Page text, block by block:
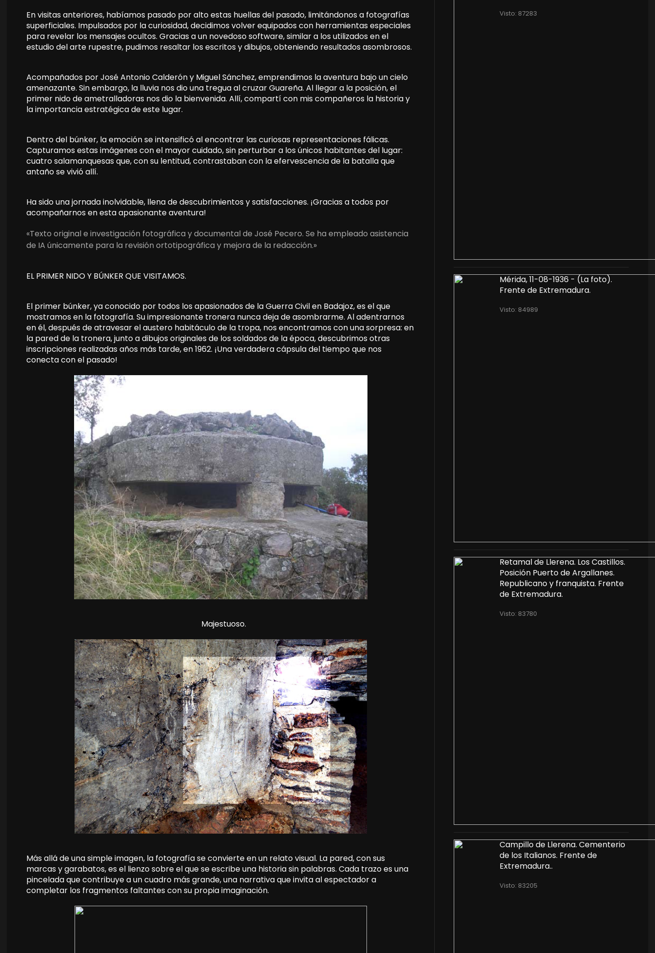
En visitas anteriores, habíamos pasado por alto estas huellas del pasado, limitándonos a fotografías
superficiales. Impulsados por la curiosidad, decidimos volver equipados con herramientas especiales
para revelar los mensajes ocultos. Gracias a un novedoso software, similar a los utilizados en el
estudio del arte rupestre, pudimos resaltar los escritos y dibujos, obteniendo resultados asombrosos.
Acompañados por José Antonio Calderón y Miguel Sánchez, emprendimos la aventura bajo un cielo
amenazante. Sin embargo, la lluvia nos dio una tregua al cruzar Guareña. Al llegar a la posición, el
primer nido de ametralladoras nos dio la bienvenida. Allí, compartí con mis compañeros la historia y
la importancia estratégica de este lugar.
Dentro del búnker, la emoción se intensificó al encontrar las curiosas representaciones fálicas.
Capturamos estas imágenes con el mayor cuidado, sin perturbar a los únicos habitantes del lugar:
cuatro salamanquesas que, con su lentitud, contrastaban con la efervescencia de la batalla que
antaño se vivió allí.
Ha sido una jornada inolvidable, llena de descubrimientos y satisfacciones. ¡Gracias a todos por
acompañarnos en esta apasionante aventura!
«Texto original e investigación fotográfica y documental de José Pecero. Se ha empleado asistencia
de IA únicamente para la revisión ortotipográfica y mejora de la redacción.»
EL PRIMER NIDO Y BÚNKER QUE VISITAMOS.
El primer búnker, ya conocido por todos los apasionados de la Guerra Civil en Badajoz, es el que
mostramos en la fotografía. Su impresionante tronera nunca deja de asombrarme. Al adentrarnos
en él, después de atravesar el austero habitáculo de la tropa, nos encontramos con una sorpresa: en
la pared de la tronera, junto a dibujos originales de los soldados de la época, descubrimos otras
inscripciones realizadas años más tarde, en 1962. ¡Una verdadera cápsula del tiempo que nos
conecta con el pasado!
⁣ ⁣⁣ ⁣⁣ ⁣⁣Majestuoso.
Más allá de una simple imagen, la fotografía se convierte en un relato visual. La pared, con sus
marcas y garabatos, es el lienzo sobre el que se escribe una historia sin palabras. Cada trazo es una
pincelada que contribuye a un cuadro más grande, una narrativa que invita al espectador a
completar los fragmentos faltantes con su propia imaginación.
Visto: 87283
Mérida, 11-08-1936 - (La foto).
Frente de Extremadura.
Visto: 84989
Retamal de Llerena. Los Castillos.
Posición Puerto de Argallanes.
Republicano y franquista. Frente
de Extremadura.
Visto: 83780
Campillo de Llerena. Cementerio
de los Italianos. Frente de
Extremadura..
Visto: 83205